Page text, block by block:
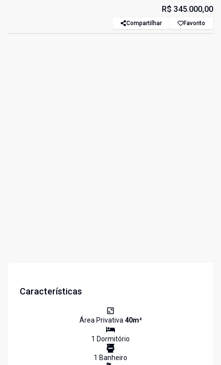
R$ 345.000,00
Compartilhar Favorito
Características
Área Privativa40m²
1 Dormitório
1 Banheiro